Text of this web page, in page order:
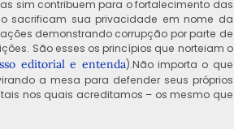
sim contribuem para o fortalecimento das
sacrificam sua privacidade em nome da
demonstrando corrupção por parte de
São esses os princípios que norteiam o
editorial e entenda).Não importa o que
a mesa para defender seus próprios
nos quais acreditamos – os mesmo que